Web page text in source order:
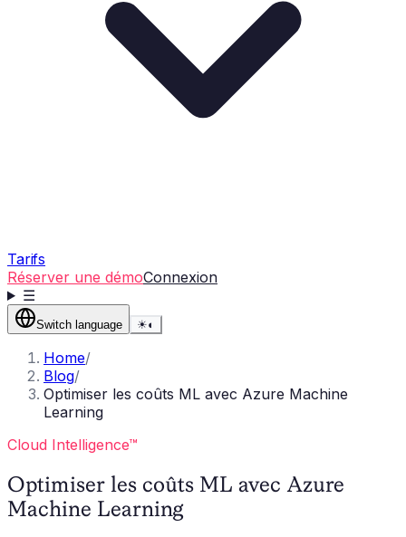
Tarifs
Réserver une démoConnexion
☰
Switch language ☀◐
Home/
Blog/
Optimiser les coûts ML avec Azure Machine
Learning
Cloud Intelligence™
Optimiser les coûts ML avec Azure
Machine Learning